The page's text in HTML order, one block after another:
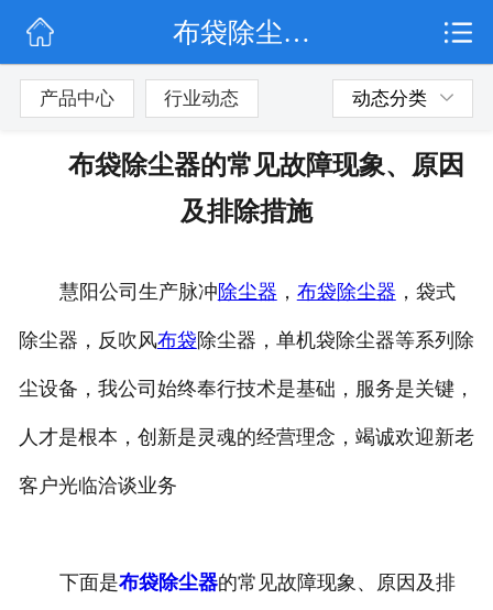
公司简介
布袋除尘器的常见故障现象、原因及排除措施
产品中心 行业动态 动态分类
布袋除尘器的常见故障现象、原因
及排除措施
慧阳公司生产脉冲除尘器 ， 布袋除尘器 ，袋式
除尘器，反吹风布袋除尘器，单机袋除尘器等系列除
尘设备，我公司始终奉行技术是基础，服务是关键，
人才是根本，创新是灵魂的经营理念，竭诚欢迎新老
客户光临洽谈业务
下面是布袋除尘器的常见故障现象、原因及排